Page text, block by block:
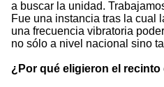
a buscar la unidad.
Fue una instancia tras la cual
una frecuencia vibratoria
no sólo a nivel nacional sino
¿Por qué eligieron el recinto